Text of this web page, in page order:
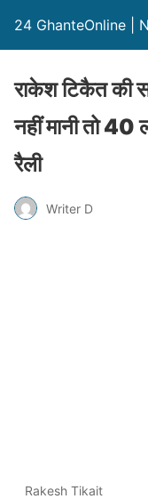
24 GhanteOnline |
राकेश टिकैत की
नहीं मानी तो
रैली
Writer D
Rakesh Tikait